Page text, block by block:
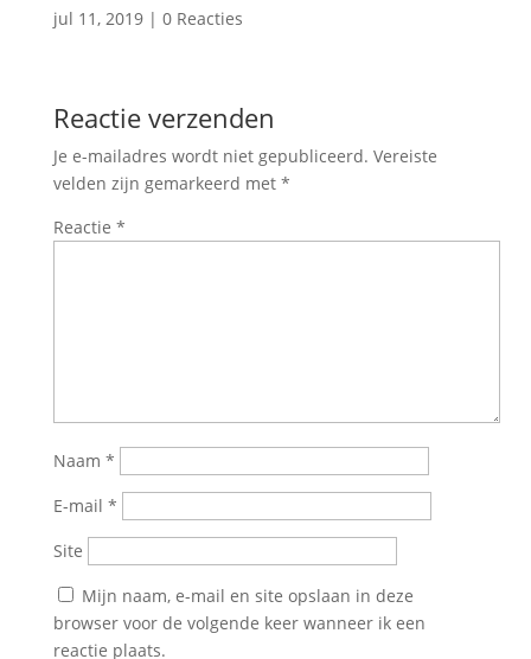
jul 11, 2019| 0 Reacties
Reactie verzenden
Je e-mailadres wordt niet gepubliceerd. Vereiste
velden zijn gemarkeerd met *
Reactie *
Naam *
E-mail *
Site
Mijn naam, e-mail en site opslaan in deze
browser voor de volgende keer wanneer ik een
reactie plaats.